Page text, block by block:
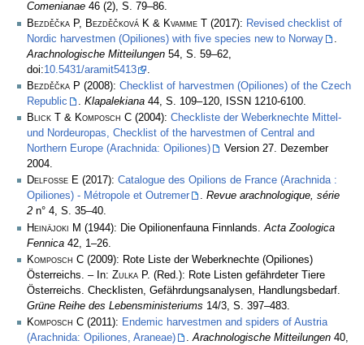
Comenianae 46 (2), S. 79–86.
Bezděčka P, Bezděčková K & Kvamme T (2017): Revised checklist of
Nordic harvestmen (Opiliones) with five species new to Norway
Arachnologische Mitteilungen 54, S. 59–62,
doi:10.5431/aramit5413
Bezděčka P (2008): Checklist of harvestmen (Opiliones) of the Czech
Republic
Klapalekiana 44, S. 109–120, ISSN 1210-6100.
Blick T & Komposch C (2004): Checkliste der Weberknechte Mittel-
und Nordeuropas, Checklist of the harvestmen of Central and
Northern Europe (Arachnida: Opiliones)
Version 27. Dezember
2004.
Delfosse E (2017): Catalogue des Opilions de France (Arachnida :
Opiliones) - Métropole et Outremer
. Revue arachnologique, série
2 n° 4, S. 35–40.
Heinäjoki M (1944): Die Opilionenfauna Finnlands. Acta Zoologica
Fennica 42, 1–26.
Komposch C (2009): Rote Liste der Weberknechte (Opiliones)
Österreichs. – In: Zulka P. (Red.): Rote Listen gefährdeter Tiere
Österreichs. Checklisten, Gefährdungsanalysen, Handlungsbedarf.
Grüne Reihe des Lebensministeriums 14/3, S. 397–483.
Komposch C (2011): Endemic harvestmen and spiders of Austria
(Arachnida: Opiliones, Araneae)
.Arachnologische Mitteilungen 40,